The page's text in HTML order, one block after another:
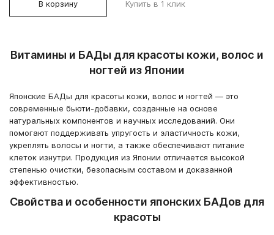
В корзину Купить в 1 клик
Витамины и БАДы для красоты кожи, волос и
ногтей из Японии
Японские БАДы для красоты кожи, волос и ногтей — это
современные бьюти-добавки, созданные на основе
натуральных компонентов и научных исследований. Они
помогают поддерживать упругость и эластичность кожи,
укреплять волосы и ногти, а также обеспечивают питание
клеток изнутри. Продукция из Японии отличается высокой
степенью очистки, безопасным составом и доказанной
эффективностью.
Свойства и особенности японских БАДов для
красоты